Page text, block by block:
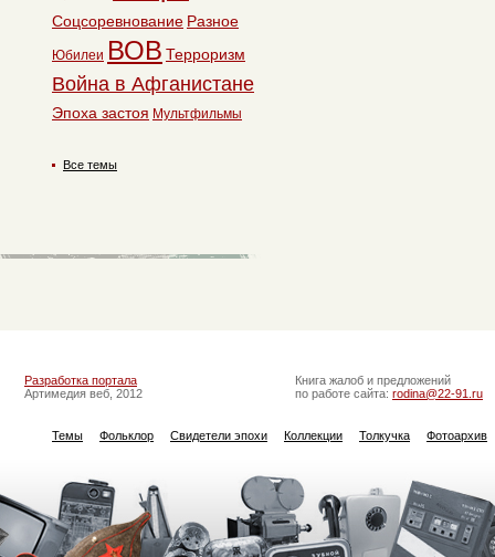
Соцсоревнование Разное
Юбилеи ВОВ Терроризм
Война в Афганистане
Эпоха застоя Мультфильмы
Все темы
Разработка портала
Артимедия веб, 2012
Книга жалоб и предложений
по работе сайта: rodina@22-91.ru
Темы Фольклор Свидетели эпохи Коллекции Толкучка Фотоархив